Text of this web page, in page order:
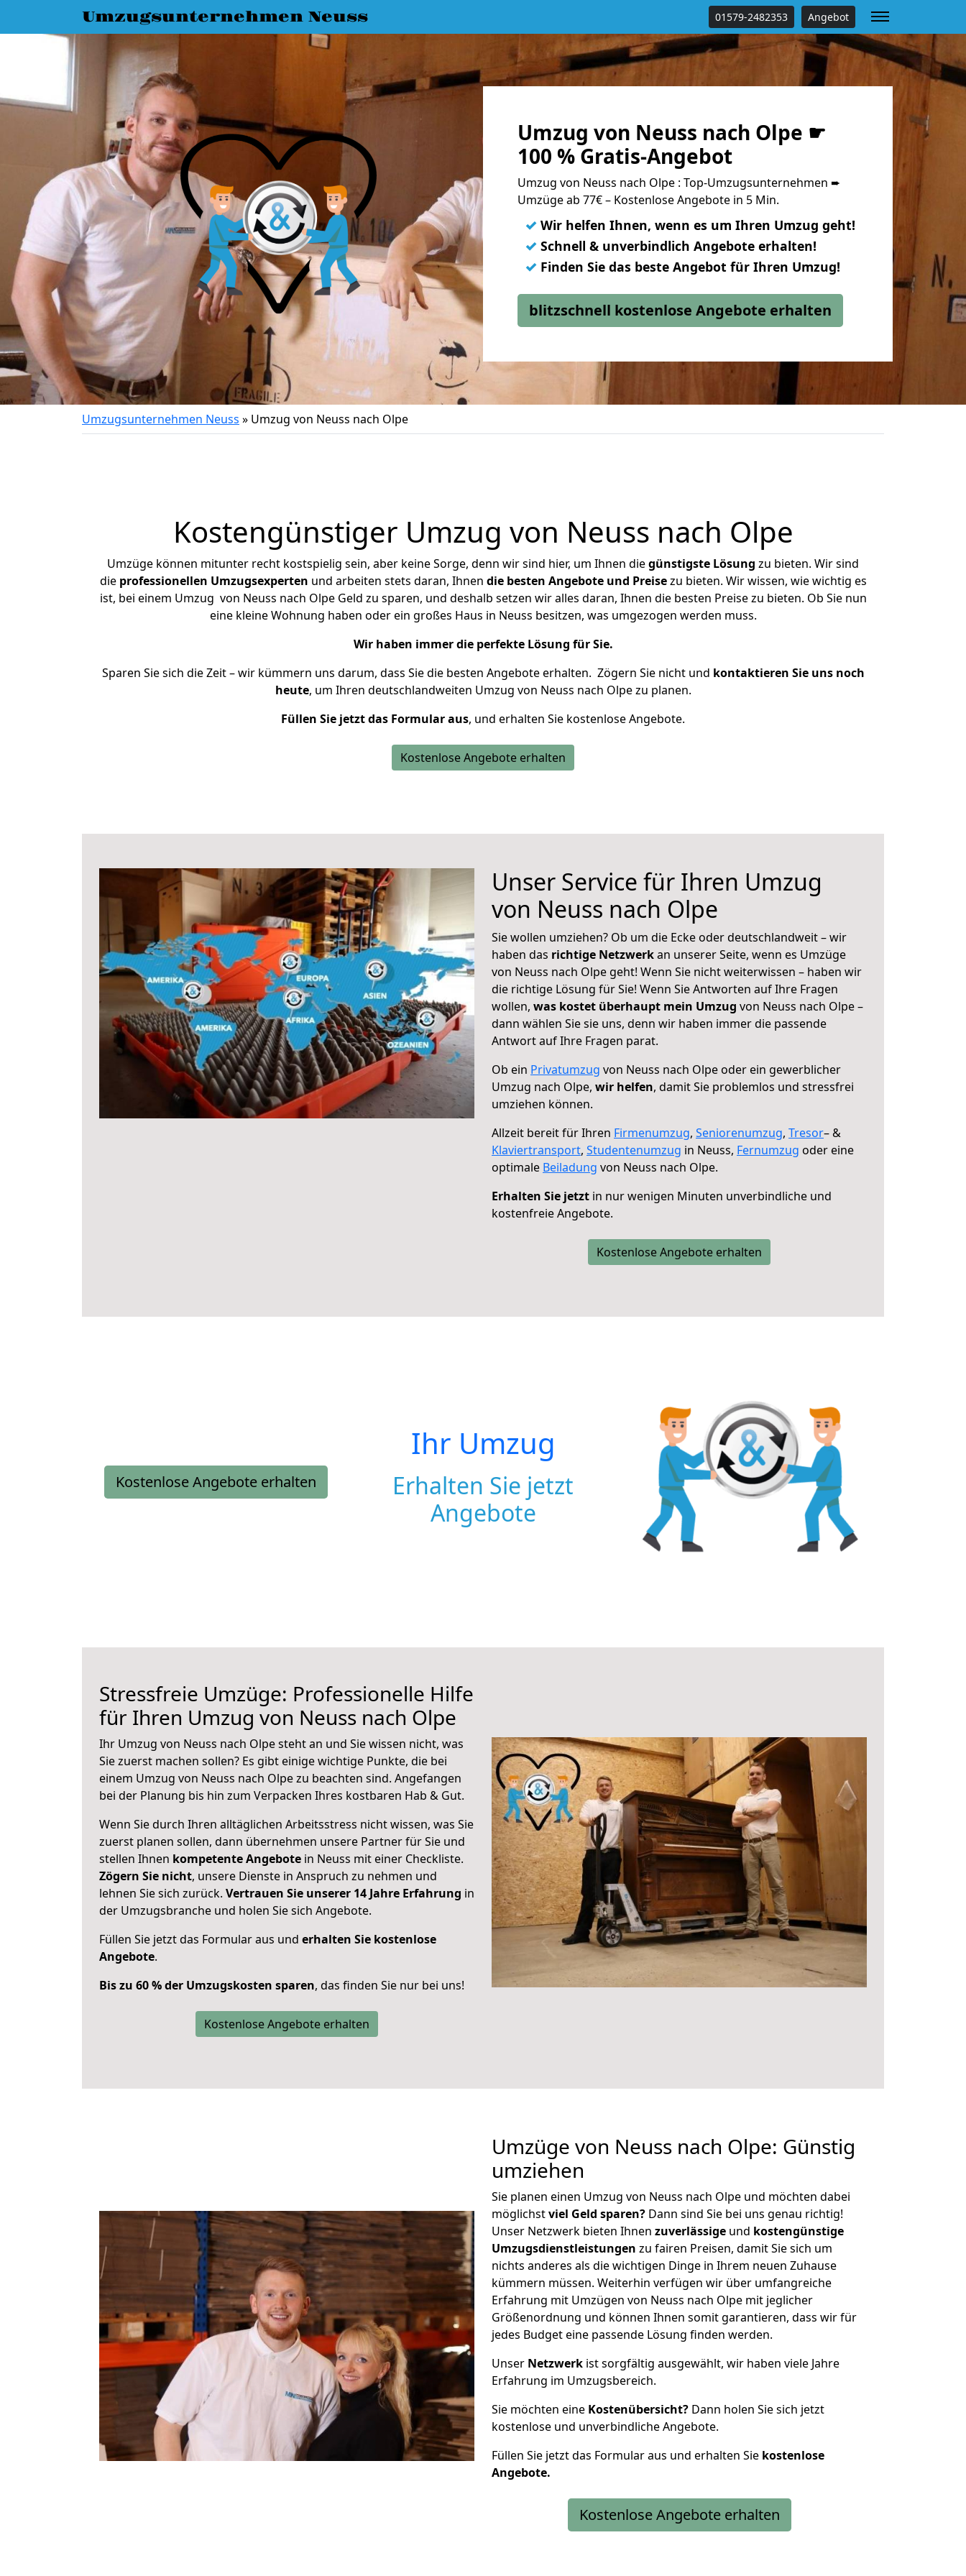
Umzugsunternehmen Neuss 01579-2482353 Angebot
Umzug von Neuss nach Olpe ☛
100 % Gratis-Angebot
Umzug von Neuss nach Olpe : Top-Umzugsunternehmen ➨
Umzüge ab 77€ – Kostenlose Angebote in 5 Min.
✓ Wir helfen Ihnen, wenn es um Ihren Umzug geht!
✓ Schnell & unverbindlich Angebote erhalten!
✓ Finden Sie das beste Angebot für Ihren Umzug!
blitzschnell kostenlose Angebote erhalten
Umzugsunternehmen Neuss » Umzug von Neuss nach Olpe
Kostengünstiger Umzug von Neuss nach Olpe
Umzüge können mitunter recht kostspielig sein, aber keine Sorge, denn wir sind hier, um Ihnen diegünstigste Lösung zu bieten. Wir sind
die professionellen Umzugsexperten und arbeiten stets daran, Ihnen die besten Angebote und Preisezu bieten. Wir wissen, wie wichtig es
ist, bei einem Umzug von Neuss nach Olpe Geld zu sparen, und deshalb setzen wir alles daran, Ihnen die besten Preise zu bieten. Ob Sie nun
eine kleine Wohnung haben oder ein großes Haus in Neuss besitzen, was umgezogen werden muss.
Wir haben immer die perfekte Lösung für Sie.
Sparen Sie sich die Zeit – wir kümmern uns darum, dass Sie die besten Angebote erhalten. Zögern Sie nicht und kontaktieren Sie uns noch
heute, um Ihren deutschlandweiten Umzug von Neuss nach Olpe zu planen.
Füllen Sie jetzt das Formular aus, und erhalten Sie kostenlose Angebote.
Kostenlose Angebote erhalten
Unser Service für Ihren Umzug
von Neuss nach Olpe
Sie wollen umziehen? Ob um die Ecke oder deutschlandweit – wir
haben das richtige Netzwerkan unserer Seite, wenn es Umzüge
von Neuss nach Olpe geht! Wenn Sie nicht weiterwissen – haben wir
die richtige Lösung für Sie! Wenn Sie Antworten auf Ihre Fragen
wollen, was kostet überhaupt mein Umzug von Neuss nach Olpe –
dann wählen Sie sie uns, denn wir haben immer die passende
Antwort auf Ihre Fragen parat.
Ob ein Privatumzug von Neuss nach Olpe oder ein gewerblicher
Umzug nach Olpe, wir helfen, damit Sie problemlos und stressfrei
umziehen können.
Allzeit bereit für Ihren Firmenumzug, Seniorenumzug, Tresor– &
Klaviertransport, Studentenumzug in Neuss, Fernumzug oder eine
optimale Beiladung von Neuss nach Olpe.
Erhalten Sie jetzt in nur wenigen Minuten unverbindliche und
kostenfreie Angebote.
Kostenlose Angebote erhalten
Kostenlose Angebote erhalten
Ihr Umzug
Erhalten Sie jetzt
Angebote
Stressfreie Umzüge: Professionelle Hilfe
für Ihren Umzug von Neuss nach Olpe
Ihr Umzug von Neuss nach Olpe steht an und Sie wissen nicht, was
Sie zuerst machen sollen? Es gibt einige wichtige Punkte, die bei
einem Umzug von Neuss nach Olpe zu beachten sind. Angefangen
bei der Planung bis hin zum Verpacken Ihres kostbaren Hab & Gut.
Wenn Sie durch Ihren alltäglichen Arbeitsstress nicht wissen, was Sie
zuerst planen sollen, dann übernehmen unsere Partner für Sie und
stellen Ihnen kompetente Angebote in Neuss mit einer Checkliste.
Zögern Sie nicht, unsere Dienste in Anspruch zu nehmen und
lehnen Sie sich zurück. Vertrauen Sie unserer 14 Jahre Erfahrung in
der Umzugsbranche und holen Sie sich Angebote.
Füllen Sie jetzt das Formular aus und erhalten Sie kostenlose
Angebote.
Bis zu 60 % der Umzugskosten sparen, das finden Sie nur bei uns!
Kostenlose Angebote erhalten
Umzüge von Neuss nach Olpe: Günstig
umziehen
Sie planen einen Umzug von Neuss nach Olpe und möchten dabei
möglichstviel Geld sparen? Dann sind Sie bei uns genau richtig!
Unser Netzwerk bieten Ihnen zuverlässige und kostengünstige
Umzugsdienstleistungen zu fairen Preisen, damit Sie sich um
nichts anderes als die wichtigen Dinge in Ihrem neuen Zuhause
kümmern müssen. Weiterhin verfügen wir über umfangreiche
Erfahrung mit Umzügen von Neuss nach Olpe mit jeglicher
Größenordnung und können Ihnen somit garantieren, dass wir für
jedes Budget eine passende Lösung finden werden.
Unser Netzwerk ist sorgfältig ausgewählt, wir haben viele Jahre
Erfahrung im Umzugsbereich.
Sie möchten eine Kostenübersicht? Dann holen Sie sich jetzt
kostenlose und unverbindliche Angebote.
Füllen Sie jetzt das Formular aus und erhalten Sie kostenlose
Angebote.
Kostenlose Angebote erhalten